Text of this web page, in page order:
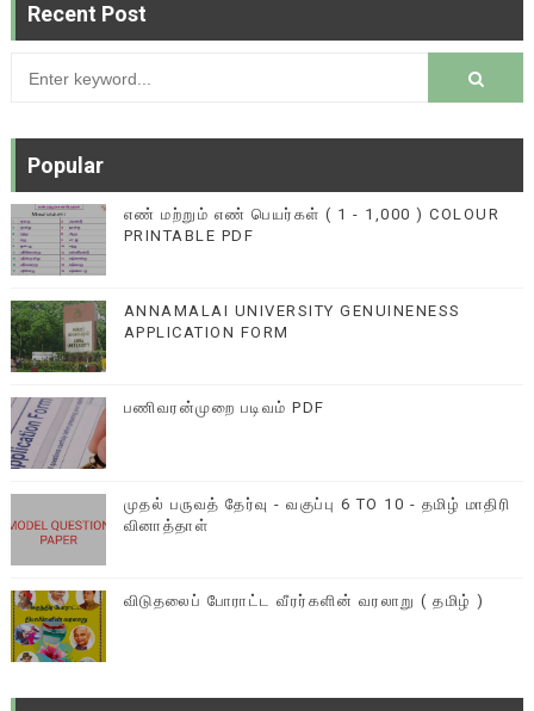
Recent Post
Popular
எண் மற்றும் எண் பெயர்கள் ( 1 - 1,000 ) COLOUR
PRINTABLE PDF
ANNAMALAI UNIVERSITY GENUINENESS
APPLICATION FORM
பணிவரன்முறை படிவம் PDF
முதல் பருவத் தேர்வு - வகுப்பு 6 TO 10 - தமிழ் மாதிரி
வினாத்தாள்
விடுதலைப் போராட்ட வீரர்களின் வரலாறு ( தமிழ் )